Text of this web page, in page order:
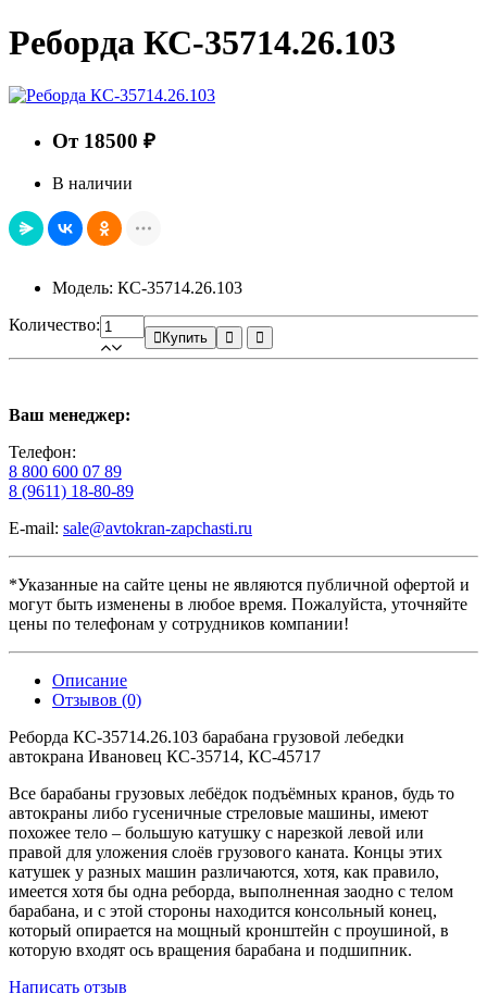
Реборда КС-35714.26.103
От 18500 ₽
В наличии
Модель: КС-35714.26.103
Количество:
Купить
Ваш менеджер:
Телефон:
8 800 600 07 89
8 (9611) 18-80-89
E-mail: sale@avtokran-zapchasti.ru
*Указанные на сайте цены не являются публичной офертой и
могут быть изменены в любое время. Пожалуйста, уточняйте
цены по телефонам у сотрудников компании!
Описание
Отзывов (0)
Реборда КС-35714.26.103 барабана грузовой лебедки
автокрана Ивановец КС-35714, КС-45717
Все барабаны грузовых лебёдок подъёмных кранов, будь то
автокраны либо гусеничные стреловые машины, имеют
похожее тело – большую катушку с нарезкой левой или
правой для уложения слоёв грузового каната. Концы этих
катушек у разных машин различаются, хотя, как правило,
имеется хотя бы одна реборда, выполненная заодно с телом
барабана, и с этой стороны находится консольный конец,
который опирается на мощный кронштейн с проушиной, в
которую входят ось вращения барабана и подшипник.
Написать отзыв